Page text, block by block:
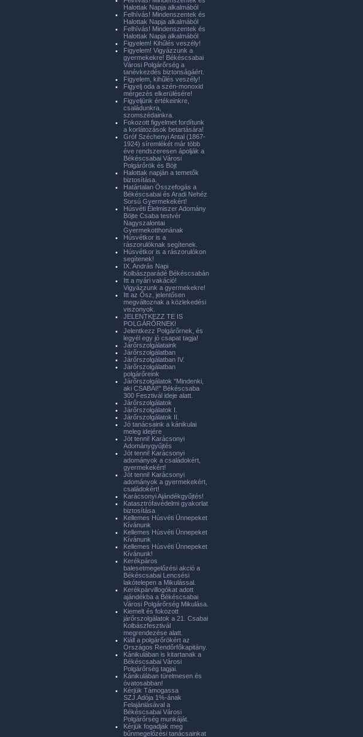
Halottak Napja alkalmából
Felhívás! Mindenszentek és
Halottak Napja alkalmából
Felhívás! Mindenszentek és
Halottak Napja alkalmából
Figyelem! Kihűlés veszély!
Figyelem! Vigyázzunk a
gyermekekre! Békéscsabai
Városi Polgárőrség a
tanévkezdés biztonságáért.
Figyelem, kihűlés veszély!
Figyelj oda a szén-monoxid
mérgezés elkerülésére!
Figyeljünk értékeinkre,
családunkra,
szomszédainkra.
Fokozott figyelmet fordítunk
a korlátozások betartására!
Gróf Széchenyi Antal (1867-
1924) síremlékét már több
éve rendszeresen ápolják a
Békéscsabai Városi
Polgárőrök és Böjt
Halottak napján a temetők
biztosítása.
Határtalan Összefogás a
Békéscsabai és Aradi Nehéz
Sorsú Gyermekekért!
Húsvéti Élelmiszer Adomány
Böjte Csaba testvér
Nagyszalontai
Gyermekotthonának
Húsvétkor is a
rászorulóknak segítenek.
Húsvétkor is a rászorulókon
segítenek!
IX. András Napi
Kolbászparádé Békéscsabán
Itt a nyári vakáció!
Vigyázzunk a gyermekekre!
Itt az Ősz, jelentősen
megváltoznak a közlekedési
viszonyok.
JELENTKEZZ TE IS
POLGÁRŐRNEK!
Jelentkezz Polgárőrnek, és
legyél egy jó csapat tagja!
Járőrszolgálataink
Járőrszolgálatban
Járőrszolgálatban IV.
Járőrszolgálatban
polgárőreink
Járőrszolgálatok "Mindenki,
aki CSABAI!" Békéscsaba
300 Fesztivál ideje alatt.
Járőrszolgálatok
Járőrszolgálatok I.
Járőrszolgálatok II.
Jó tanácsaink a kánikulai
meleg idejére
Jót tenni! Karácsonyi
Adománygyűjtés
Jót tenni! Karácsonyi
adományok a családokért,
gyermekekért!
Jót tenni! Karácsonyi
adományok a gyermekekért,
családokért!
Karácsonyi Ajándékgyűjtés!
Katasztrófavédelmi gyakorlat
biztosítása
Kellemes Húsvéti Ünnepeket
Kívánunk
Kellemes Húsvéti Ünnepeket
Kívánunk
Kellemes Húsvéti Ünnepeket
Kívánunk!
Kerékpáros
balesetmegelőzési akció a
Békéscsabai Lencsési
lakótelepen a Mikulással.
Kerékpárvillogókat adott
ajándékba a Békéscsabai
Városi Polgárőrség Mikulása.
Kiemelt és fokozott
járőrszolgálatok a 21. Csabai
Kolbászfesztivál
megrendezése alatt.
Kiáll a polgárőrökért az
Országos Rendőrfőkapitány.
Kánikulában is kitartanak a
Békéscsabai Városi
Polgárőrség tagjai.
Kánikulában türelmesen és
óvatosabban!
Kérjük Támogassa
SZJ.Adója 1%-ának
Felajánlásával a
Békéscsabai Városi
Polgárőrség munkáját.
Kérjük fogadják meg
bűnmegelőzési tanácsainkat